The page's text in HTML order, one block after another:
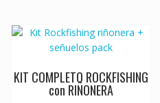
KIT COMPLETO ROCKFISHING
con RIÑONERA